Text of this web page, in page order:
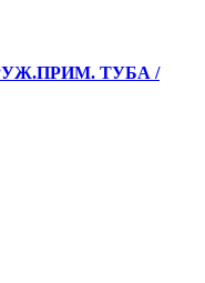
ТУБА /